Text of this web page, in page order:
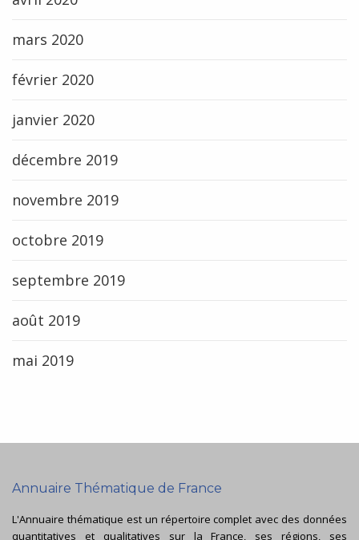
mars 2020
février 2020
janvier 2020
décembre 2019
novembre 2019
octobre 2019
septembre 2019
août 2019
mai 2019
Annuaire Thématique de France
L'Annuaire thématique est un répertoire complet avec des données
quantitatives et qualitatives sur la France, ses régions, ses